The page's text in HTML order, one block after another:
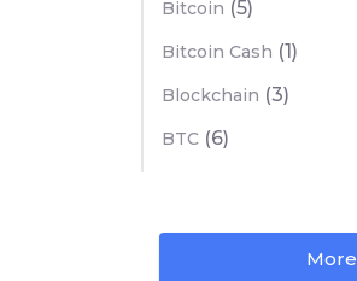
Bitcoin (5)
Bitcoin Cash (1)
Blockchain (3)
BTC (6)
More